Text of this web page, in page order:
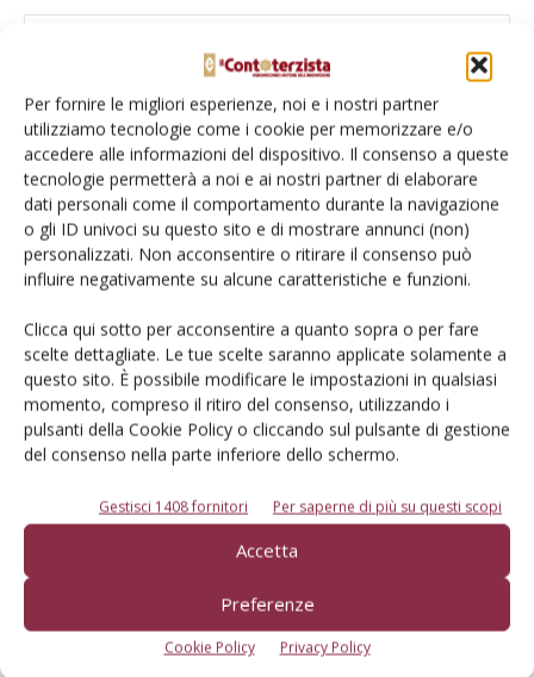
Per fornire le migliori esperienze, noi e i nostri partner
utilizziamo tecnologie come i cookie per memorizzare e/o
accedere alle informazioni del dispositivo. Il consenso a queste
tecnologie permetterà a noi e ai nostri partner di elaborare
dati personali come il comportamento durante la navigazione
o gli ID univoci su questo sito e di mostrare annunci (non)
personalizzati. Non acconsentire o ritirare il consenso può
influire negativamente su alcune caratteristiche e funzioni.
Clicca qui sotto per acconsentire a quanto sopra o per fare
scelte dettagliate. Le tue scelte saranno applicate solamente a
questo sito. È possibile modificare le impostazioni in qualsiasi
momento, compreso il ritiro del consenso, utilizzando i
pulsanti della Cookie Policy o cliccando sul pulsante di gestione
del consenso nella parte inferiore dello schermo.
Gestisci 1408 fornitori Per saperne di più su questi scopi
Accetta
Preferenze
Cookie Policy Privacy Policy
Salva il mio nome, email e sito web in questo browser per la
prossima volta che commento.
E-magazine
Tecniche, prodotti e servizi dalle aziende
Un modo semplice per cercare un'azienda o un
prodotto!